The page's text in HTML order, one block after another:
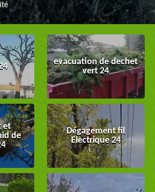
evacuation de dechet
vert 24
et
de
Dégagement fil
Electrique 24